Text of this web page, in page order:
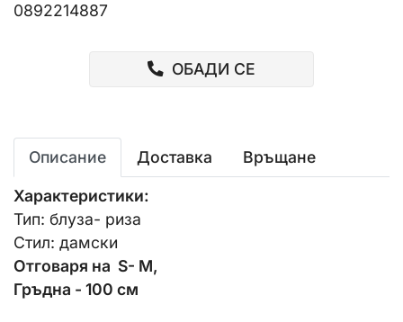
0892214887
ОБАДИ СЕ
Описание Доставка Връщане
Характеристики:
Тип: блуза- риза
Стил: дамски
Отговаря на S- M,
Гръдна - 100 см